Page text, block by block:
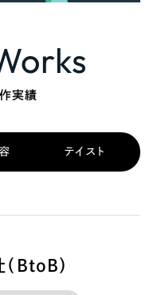
実績
テイスト
BtoB）